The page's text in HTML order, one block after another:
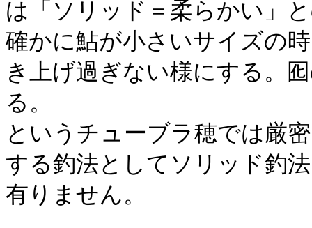
は「ソリッド＝柔らかい」
確かに鮎が小さいサイズの
き上げ過ぎない様にする。
る。
というチューブラ穂では厳
する釣法としてソリッド釣
有りません。